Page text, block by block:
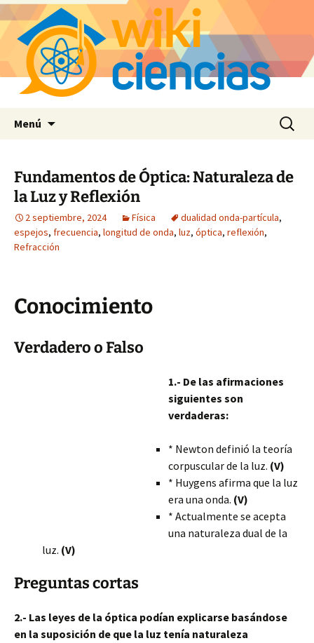
Menú Buscar:
Fundamentos de Óptica: Naturaleza de
la Luz y Reflexión
2 septiembre, 2024 Física dualidad onda-partícula,
espejos, frecuencia, longitud de onda, luz, óptica, reflexión,
Refracción
Conocimiento
Verdadero o Falso
1.- De las afirmaciones
siguientes son
verdaderas:
* Newton definió la teoría
corpuscular de la luz. (V)
* Huygens afirma que la luz
era una onda. (V)
* Actualmente se acepta
una naturaleza dual de la
luz. (V)
Preguntas cortas
2.- Las leyes de la óptica podían explicarse basándose
en la suposición de que la luz tenía naturaleza